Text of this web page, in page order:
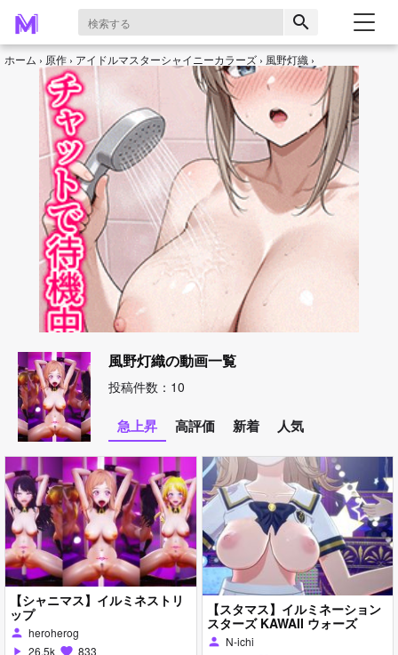
search
ホーム 原作 アイドルマスターシャイニーカラーズ 風野灯織
風野灯織の動画一覧
投稿件数：10
急上昇 高評価 新着 人気
【シャニマス】イルミネストリ
ップ
person heroherog
play_arrow 26.5k favorite 833
【スタマス】イルミネーション
スターズ KAWAII ウォーズ
person N-ichi